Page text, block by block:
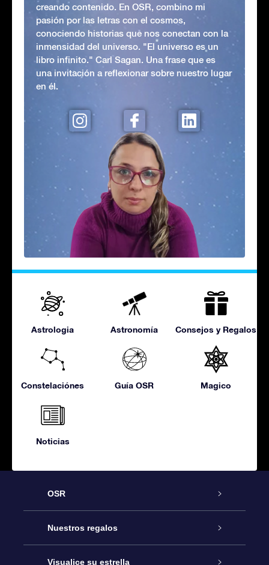
creando contenido. En OSR, combino mi
pasión por las letras con el cosmos,
conociendo historias que nos conectan con la
inmensidad del universo. "El universo es un
libro infinito." Carl Sagan. Una frase que es
una invitación a reflexionar sobre nuestro lugar
en él.
Astrologia Astronomía Consejos y Regalos
Constelaciónes Guía OSR Magico
Noticias
OSR
Atención
Contáctanos
Nuestros regalos
Regalo Estrella Online
Visualice su estrella